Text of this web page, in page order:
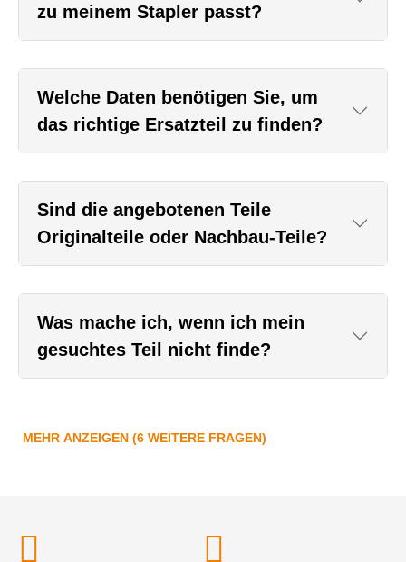
zu meinem Stapler passt?
Welche Daten benötigen Sie, um
das richtige Ersatzteil zu finden?
Sind die angebotenen Teile
Originalteile oder Nachbau-Teile?
Was mache ich, wenn ich mein
gesuchtes Teil nicht finde?
MEHR ANZEIGEN (6 WEITERE FRAGEN)